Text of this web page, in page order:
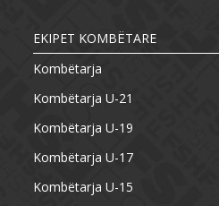
EKIPET KOMBËTARE
Kombëtarja
Kombëtarja U-21
Kombëtarja U-19
Kombëtarja U-17
Kombëtarja U-15